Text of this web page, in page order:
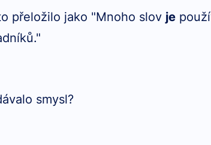
přeložilo jako "Mnoho slov je
smysl?